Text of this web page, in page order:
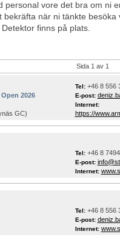
personal vore det bra om ni
när ni tänkte besöka
finns på plats.
Sida 1 av 1
Tel: +46 8 556
E-post:
Internet:
https://
2026
GC)
Tel: +46 8
E-post:
Internet:
Tel: +46 8 556
E-post:
Internet: